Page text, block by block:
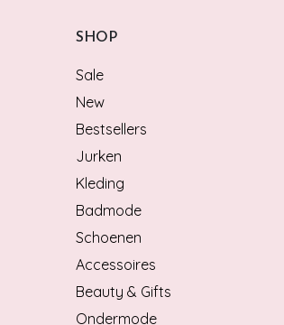
SHOP
Sale
New
Bestsellers
Jurken
Kleding
Badmode
Schoenen
Accessoires
Beauty & Gifts
Ondermode